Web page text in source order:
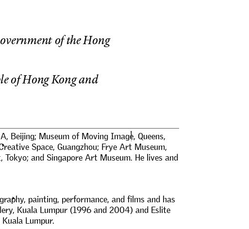
overnmentoftheHong
leofHongKongand
A, Beijing; Museum of Moving Image, Queens,
reative Space, Guangzhou; Frye Art Museum,
, Tokyo; and Singapore Art Museum. He lives and
raphy, painting, performance, and flms and has
lery, Kuala Lumpur (1996 and 2004) and Eslite
Kuala Lumpur.